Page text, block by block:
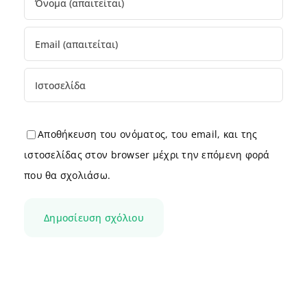
Αποθήκευση του ονόματος, του email, και της
ιστοσελίδας στον browser μέχρι την επόμενη φορά
που θα σχολιάσω.